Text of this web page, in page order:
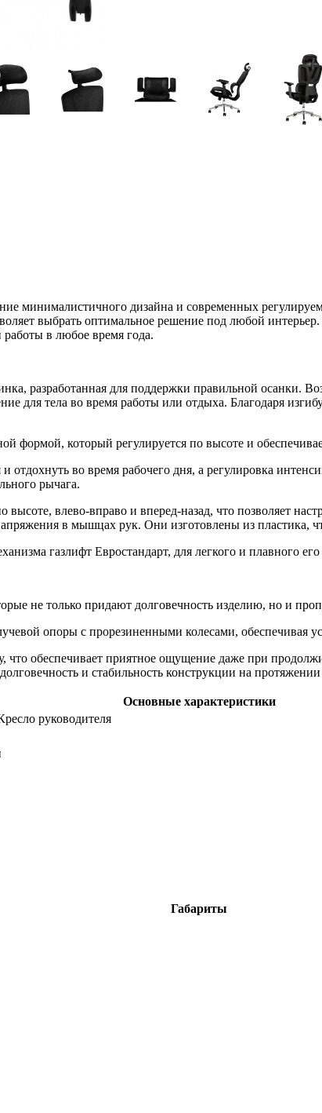
минималистичного дизайна и современных
выбрать оптимальное решение под любой
в любое время года.
разработанная для поддержки правильной осанки.
для тела во время работы или отдыха. Благодаря
формой, который регулируется по высоте и
отдохнуть во время рабочего дня, а регулировка
рычага.
высоте, влево-вправо и вперед-назад, что позволяет
в мышцах рук. Они изготовлены из пластика,
газлифт Евростандарт, для легкого и плавного
не только придают долговечность изделию, но и
опоры с прорезиненными колесами, обеспечивая
обеспечивает приятное ощущение даже при
и стабильность конструкции на
Основные характеристики
руководителя
Габариты